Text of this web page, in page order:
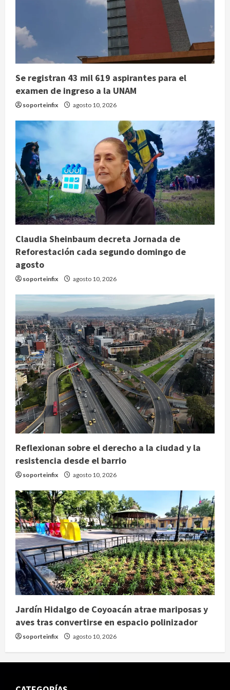
Se registran 43 mil 619 aspirantes para el
examen de ingreso a la UNAM
soporteinfix agosto 10, 2026
Claudia Sheinbaum decreta Jornada de
Reforestación cada segundo domingo de
agosto
soporteinfix agosto 10, 2026
Reflexionan sobre el derecho a la ciudad y la
resistencia desde el barrio
soporteinfix agosto 10, 2026
Jardín Hidalgo de Coyoacán atrae mariposas y
aves tras convertirse en espacio polinizador
soporteinfix agosto 10, 2026